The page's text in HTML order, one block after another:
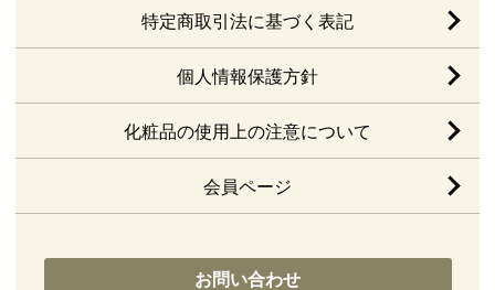
特定商取引法に基づく表記
個人情報保護方針
化粧品の使用上の注意について
会員ページ
お問い合わせ